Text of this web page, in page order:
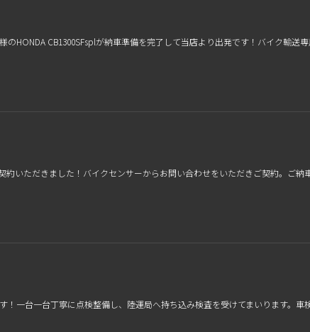
のHONDA CB1300SFsplが納車準備を完了して当店より出発です！バイク輸
約いただきました！バイクセンサーからお問い合わせをいただきご契約。ご
一台一台丁寧に点検整備し、陸運局へ持ち込み検査を受けてまいります。